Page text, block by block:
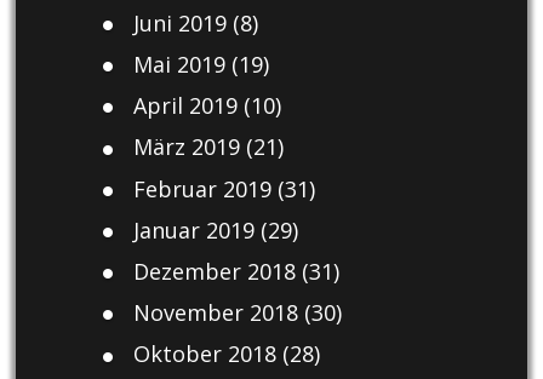
Juni 2019(8)
Mai 2019(19)
April 2019(10)
März 2019(21)
Februar 2019(31)
Januar 2019(29)
Dezember 2018(31)
November 2018(30)
Oktober 2018(28)